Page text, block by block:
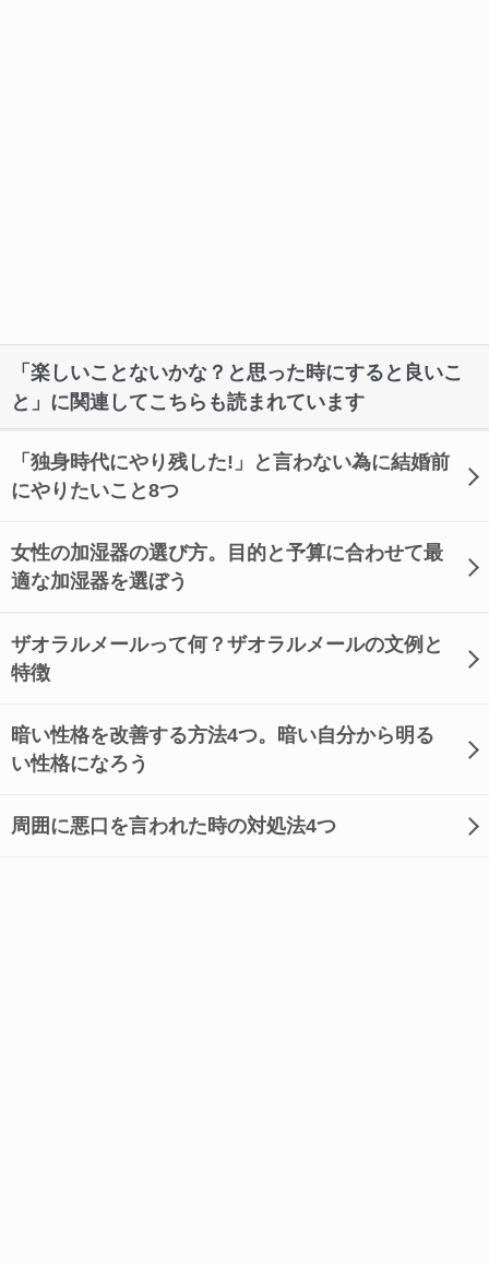
「楽しいことないかな？と思った時にすると良いこ
と」に関連してこちらも読まれています
「独身時代にやり残した!」と言わない為に結婚前
にやりたいこと8つ
女性の加湿器の選び方。目的と予算に合わせて最
適な加湿器を選ぼう
ザオラルメールって何？ザオラルメールの文例と
特徴
暗い性格を改善する方法4つ。暗い自分から明る
い性格になろう
周囲に悪口を言われた時の対処法4つ